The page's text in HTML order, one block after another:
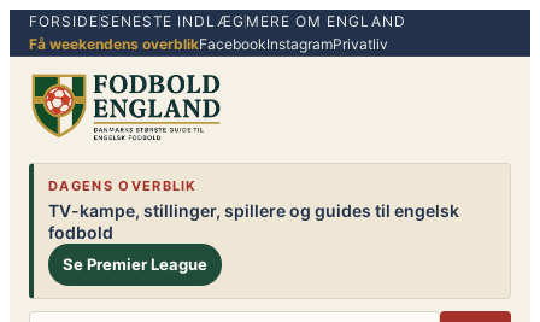
Spring
indhold
FORSIDESENESTE INDLÆGMERE OM ENGLAND
Få weekendens overblikFacebookInstagramPrivatliv
DAGENS OVERBLIK
TV-kampe, stillinger, spillere og guides til engelsk
fodbold
Se Premier League